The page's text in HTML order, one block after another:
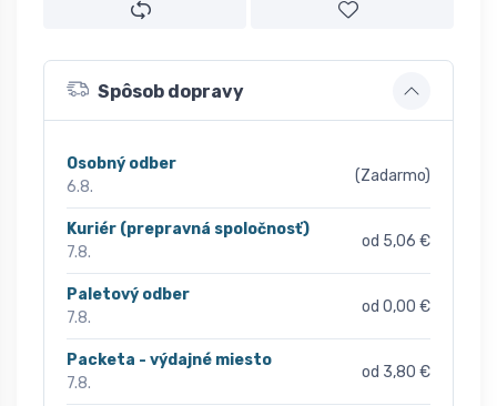
Spôsob dopravy
Osobný odber
6.8.
(Zadarmo)
Kuriér (prepravná spoločnosť)
7.8.
od 5,06 €
Paletový odber
7.8.
od 0,00 €
Packeta - výdajné miesto
7.8.
od 3,80 €